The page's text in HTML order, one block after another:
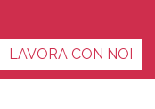
LAVORA CON NOI